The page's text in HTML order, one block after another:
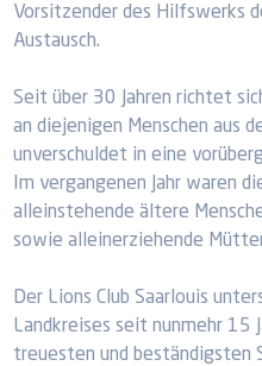
Vorsitzender des Hilfswerks
Austausch.
Seit über 30 Jahren richtet
an diejenigen Menschen aus
unverschuldet in eine
Im vergangenen Jahr waren
alleinstehende ältere
sowie alleinerziehende
Der Lions Club Saarlouis
Landkreises seit nunmehr 15
treuesten und beständigsten